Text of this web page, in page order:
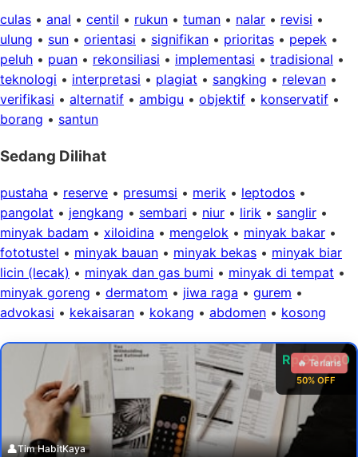
culas • anal • centil • rukun • tuman • nalar • revisi •
ulung • sun • orientasi • signifikan • prioritas • pepek •
peluh • puan • rekonsiliasi • implementasi • tradisional •
teknologi • interpretasi • plagiat • sangking • relevan •
verifikasi • alternatif • ambigu • objektif • konservatif •
borang • santun
Sedang Dilihat
pustaha • reserve • presumsi • merik • leptodos •
pangolat • jengkang • sembari • niur • lirik • sanglir •
minyak badam • xiloidina • mengelok • minyak bakar •
fototustel • minyak bauan • minyak bekas • minyak biar
licin (lecak) • minyak dan gas bumi • minyak di tempat •
minyak goreng • dermatom • jiwa raga • gurem •
advokasi • kekaisaran • kokang • abdomen • kosong
Rp 99.000
50% OFF
🔥 Terlaris
👤Tim HabitKaya